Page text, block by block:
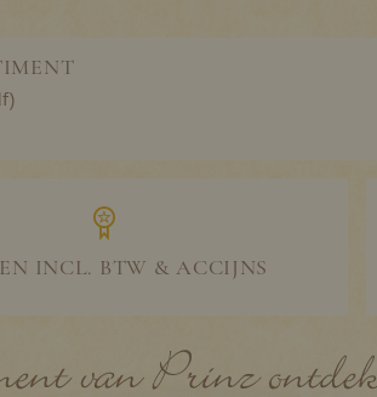
INCL. BTW & ACCIJNS